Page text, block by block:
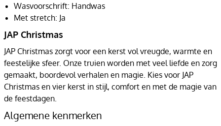
Wasvoorschrift: Handwas
Met stretch: Ja
JAP Christmas
JAP Christmas zorgt voor een kerst vol vreugde, warmte en
feestelijke sfeer. Onze truien worden met veel liefde en zorg
gemaakt, boordevol verhalen en magie. Kies voor JAP
Christmas en vier kerst in stijl, comfort en met de magie van
de feestdagen.
Algemene kenmerken